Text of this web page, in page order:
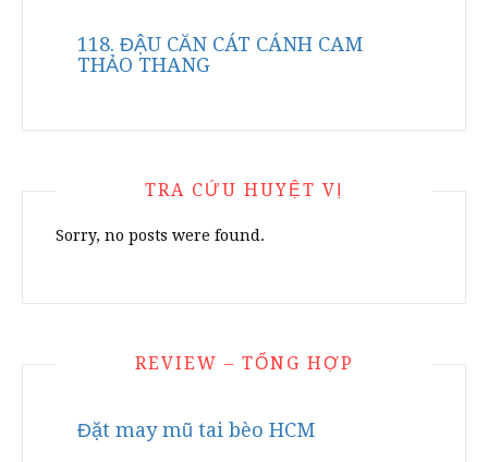
118. ĐẬU CĂN CÁT CÁNH CAM
THẢO THANG
TRA CỨU HUYỆT VỊ
Sorry, no posts were found.
REVIEW – TỔNG HỢP
Đặt may mũ tai bèo HCM